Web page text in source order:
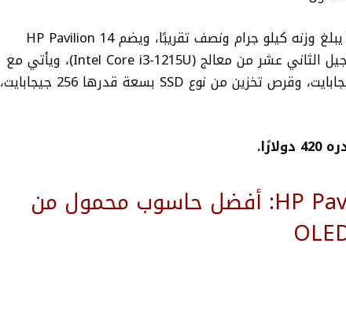
وزنه كيلو جرام ونصف تقريبًا، و
يضم HP Pavilion 14
ويأتي مع
ذاكرة وصول عشوائي بسعة قدرها 8 جيجابايت، وقرص تخزين من نوع SSD بسعة قدرها 256 جيجابايت،
3- حاسوب HP Pavilion Plus 14: أفضل حاسوب محمول من